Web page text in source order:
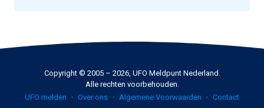
Copyright © 2005 – 2026, UFO Meldpunt Nederland.
Alle rechten voorbehouden.
UFO melden
Over ons Algemene Voorwaarden Contact